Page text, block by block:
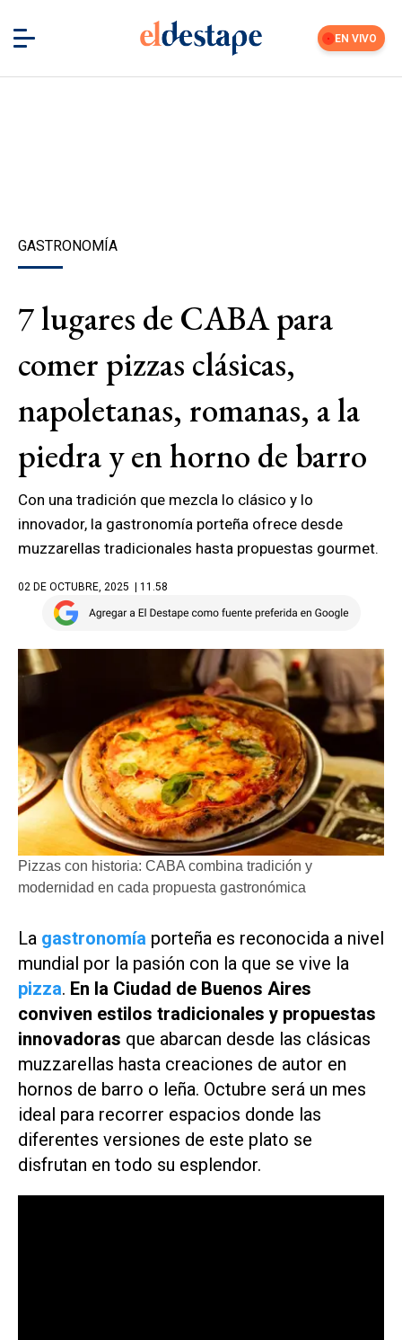
EN VIVO
GASTRONOMÍA
7 lugares de CABA para
comer pizzas clásicas,
napoletanas, romanas, a la
piedra y en horno de barro
Con una tradición que mezcla lo clásico y lo
innovador, la gastronomía porteña ofrece desde
muzzarellas tradicionales hasta propuestas gourmet.
02 DE OCTUBRE, 2025 | 11.58
Pizzas con historia: CABA combina tradición y
modernidad en cada propuesta gastronómica
La gastronomía porteña es reconocida a nivel
mundial por la pasión con la que se vive la
pizza. En la Ciudad de Buenos Aires
conviven estilos tradicionales y propuestas
innovadoras que abarcan desde las clásicas
muzzarellas hasta creaciones de autor en
hornos de barro o leña. Octubre será un mes
ideal para recorrer espacios donde las
diferentes versiones de este plato se
disfrutan en todo su esplendor.